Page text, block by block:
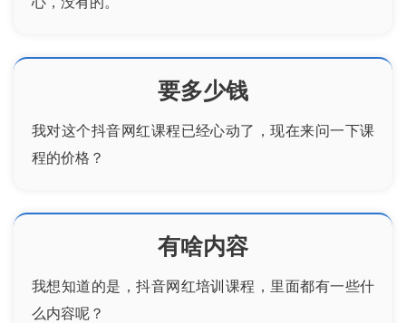
要多少钱
我对这个抖音网红课程已经心动了，现在来问一下课
程的价格？
有啥内容
我想知道的是，抖音网红培训 课程，里面都有一些什
么内容呢？